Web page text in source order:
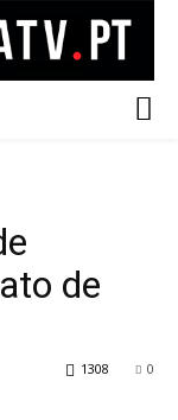
de
0
1308